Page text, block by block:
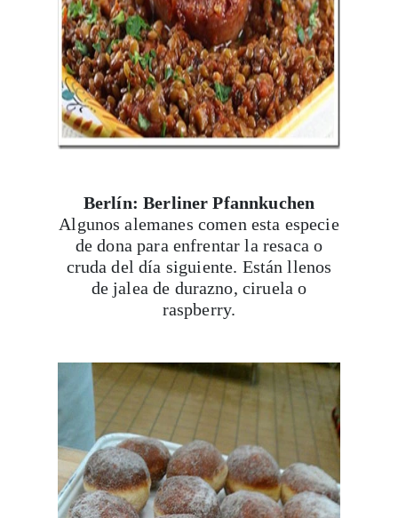
Berlín:Berliner Pfannkuchen
Algunos alemanes comen esta especie
de dona para enfrentar la resaca o
cruda del día siguiente. Están llenos
de jalea de durazno, ciruela o
raspberry.